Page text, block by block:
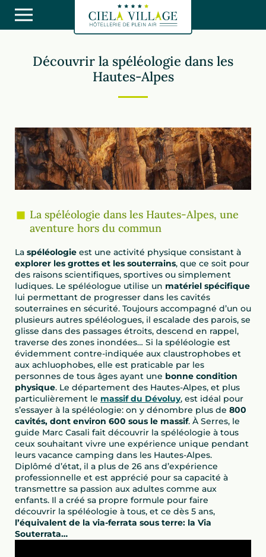
Découvrir la spéléologie dans les
Hautes-Alpes
La spéléologie dans les Hautes-Alpes, une
aventure hors du commun
La spéléologie est une activité physique consistant à
explorer les grottes et les souterrains, que ce soit pour
des raisons scientifiques, sportives ou simplement
ludiques. Le spéléologue utilise un matériel spécifique
lui permettant de progresser dans les cavités
souterraines en sécurité. Toujours accompagné d’un ou
plusieurs autres spéléologues, il escalade des parois, se
glisse dans des passages étroits, descend en rappel,
traverse des zones inondées… Si la spéléologie est
évidemment contre-indiquée aux claustrophobes et
aux achluophobes, elle est praticable par les
personnes de tous âges ayant une bonne condition
physique. Le département des Hautes-Alpes, et plus
particulièrement le massif du Dévoluy, est idéal pour
s’essayer à la spéléologie: on y dénombre plus de 800
cavités, dont environ 600 sous le massif. À Serres, le
guide Marc Casali fait découvrir la spéléologie à tous
ceux souhaitant vivre une expérience unique pendant
leurs vacance camping dans les Hautes-Alpes.
Diplômé d’état, il a plus de 26 ans d’expérience
professionnelle et est apprécié pour sa capacité à
transmettre sa passion aux adultes comme aux
enfants. Il a créé sa propre formule pour faire
découvrir la spéléologie à tous, et ce dès 5 ans,
l’équivalent de la via-ferrata sous terre: la Via
Souterrata…